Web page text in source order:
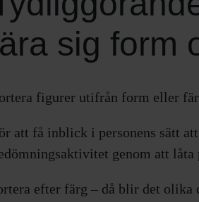
sig form
figurer utifrån form eller
att få inblick i personens sätt
genom att låta
efter färg – då blir det olika